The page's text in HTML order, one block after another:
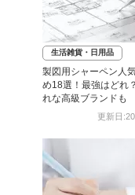
生活雑貨・日用品
製図用シャーペン人
め18選！最強はどれ
れな高級ブランドも
更新日